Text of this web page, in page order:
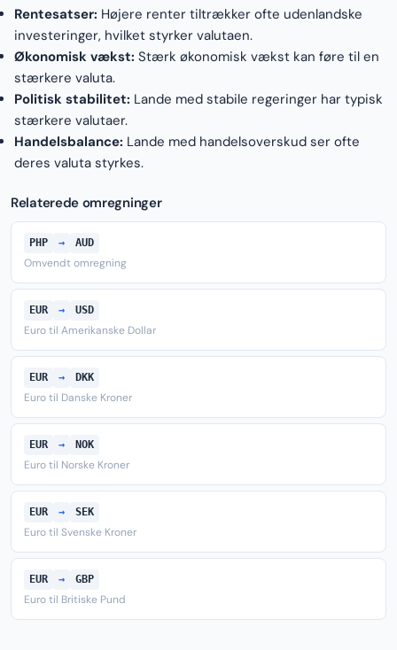
Rentesatser: Højere renter tiltrækker ofte udenlandske
investeringer, hvilket styrker valutaen.
Økonomisk vækst: Stærk økonomisk vækst kan føre til en
stærkere valuta.
Politisk stabilitet: Lande med stabile regeringer har typisk
stærkere valutaer.
Handelsbalance: Lande med handelsoverskud ser ofte
deres valuta styrkes.
Relaterede omregninger
PHP → AUD
Omvendt omregning
EUR → USD
Euro til Amerikanske Dollar
EUR → DKK
Euro til Danske Kroner
EUR → NOK
Euro til Norske Kroner
EUR → SEK
Euro til Svenske Kroner
EUR → GBP
Euro til Britiske Pund